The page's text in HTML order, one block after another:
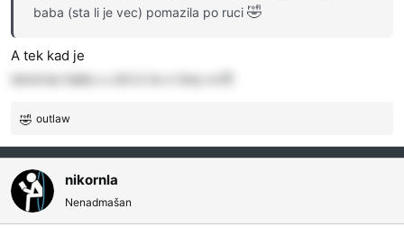
baba (sta li je vec) pomazila po ruci 🤣
A tek kad je
lansirao babu u zid iz la-z-boy-a 🤣
R
e
a
g
o
v
a
outlaw
nikornla
Nenadmašan